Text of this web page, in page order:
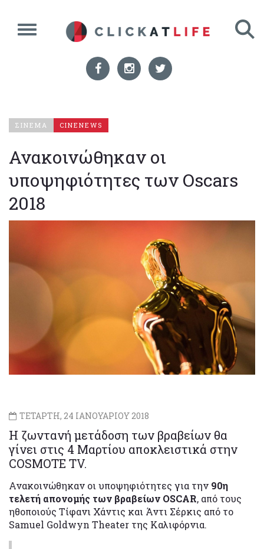
ΣΙΝΕΜΑ CINENEWS
Ανακοινώθηκαν οι
υποψηφιότητες των Oscars
2018
ΤΕΤΑΡΤΗ, 24 ΙΑΝΟΥΑΡΙΟΥ 2018
H ζωντανή μετάδοση των βραβείων θα
γίνει στις 4 Μαρτίου αποκλειστικά στην
COSMOTE TV.
Ανακοινώθηκαν οι υποψηφιότητες για την 90η
τελετή απονομής των βραβείων OSCAR, από τους
ηθοποιούς Τίφανι Χάντις και Άντι Σέρκις από το
Samuel Goldwyn Theater της Καλιφόρνια.